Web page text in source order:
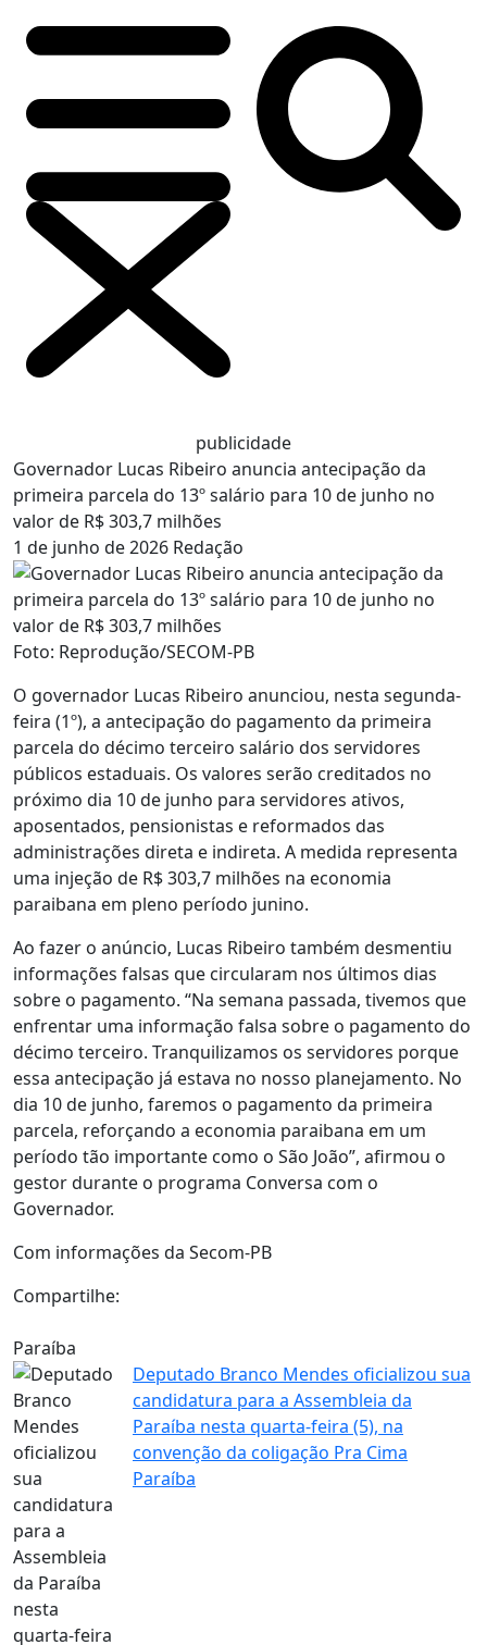
publicidade
Governador Lucas Ribeiro anuncia antecipação da
primeira parcela do 13º salário para 10 de junho no
valor de R$ 303,7 milhões
1 de junho de 2026 Redação
Foto: Reprodução/SECOM-PB
O governador Lucas Ribeiro anunciou, nesta segunda-
feira (1º), a antecipação do pagamento da primeira
parcela do décimo terceiro salário dos servidores
públicos estaduais. Os valores serão creditados no
próximo dia 10 de junho para servidores ativos,
aposentados, pensionistas e reformados das
administrações direta e indireta. A medida representa
uma injeção de R$ 303,7 milhões na economia
paraibana em pleno período junino.
Ao fazer o anúncio, Lucas Ribeiro também desmentiu
informações falsas que circularam nos últimos dias
sobre o pagamento. “Na semana passada, tivemos que
enfrentar uma informação falsa sobre o pagamento do
décimo terceiro. Tranquilizamos os servidores porque
essa antecipação já estava no nosso planejamento. No
dia 10 de junho, faremos o pagamento da primeira
parcela, reforçando a economia paraibana em um
período tão importante como o São João”, afirmou o
gestor durante o programa Conversa com o
Governador.
Com informações da Secom-PB
Compartilhe:
Paraíba
Deputado Branco Mendes oficializou sua
candidatura para a Assembleia da
Paraíba nesta quarta-feira (5), na
convenção da coligação Pra Cima
Paraíba